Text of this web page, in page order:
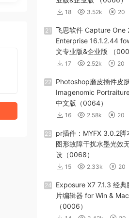
18 3.52k 20
21
飞思软件 Capture One
Enterprise 16.1.2.44
文专业版&企业版 （
17 2.52k 20
22
Photoshop磨皮插件皮
Imagenomic
中文版（0064）
16 2.58k 20
23
pr插件：MYFX 3.0.2
图形故障干扰水墨光效
设（0068）
15 2.33k 20
24
Exposure X7 7.1.3 经
片编辑器 for Win &
（0006）